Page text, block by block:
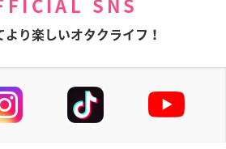
SNS
より楽しいオタクライフ！